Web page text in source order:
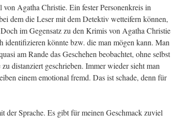
Agatha Christie. Ein fester Personenkreis in
dem die Leser mit dem Detektiv wetteifern können,
im Gegensatz zu den Krimis von Agatha Christie
könnte bzw. die man mögen kann. Man
am Rande das Geschehen beobachtet, ohne selbst
distanziert geschrieben. Immer wieder sieht man
einem emotional fremd. Das ist schade, denn für
der Sprache. Es gibt für meinen Geschmack zuviel